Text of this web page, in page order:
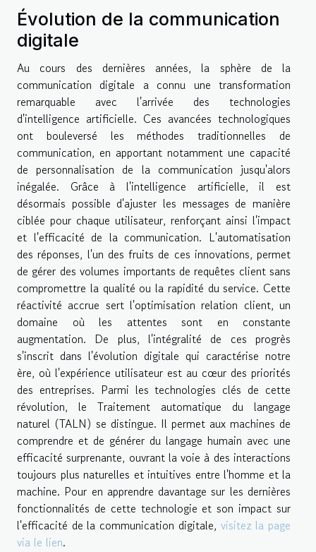
Évolution de la communication
digitale
Au cours des dernières années, la sphère de la
communication digitale a connu une transformation
remarquable avec l'arrivée des technologies
d'intelligence artificielle. Ces avancées technologiques
ont bouleversé les méthodes traditionnelles de
communication, en apportant notamment une capacité
de personnalisation de la communication jusqu'alors
inégalée. Grâce à l'intelligence artificielle, il est
désormais possible d'ajuster les messages de manière
ciblée pour chaque utilisateur, renforçant ainsi l'impact
et l'efficacité de la communication. L'automatisation
des réponses, l'un des fruits de ces innovations, permet
de gérer des volumes importants de requêtes client sans
compromettre la qualité ou la rapidité du service. Cette
réactivité accrue sert l'optimisation relation client, un
domaine où les attentes sont en constante
augmentation. De plus, l'intégralité de ces progrès
s'inscrit dans l'évolution digitale qui caractérise notre
ère, où l'expérience utilisateur est au cœur des priorités
des entreprises. Parmi les technologies clés de cette
révolution, le Traitement automatique du langage
naturel (TALN) se distingue. Il permet aux machines de
comprendre et de générer du langage humain avec une
efficacité surprenante, ouvrant la voie à des interactions
toujours plus naturelles et intuitives entre l'homme et la
machine. Pour en apprendre davantage sur les dernières
fonctionnalités de cette technologie et son impact sur
l'efficacité de la communication digitale, visitez la page
via le lien.